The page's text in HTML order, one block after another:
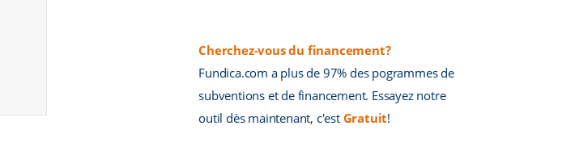
Cherchez-vous du financement?
Fundica.com a plus de 97% des pogrammes de
subventions et de financement. Essayez notre
outil dès maintenant, c'est Gratuit!